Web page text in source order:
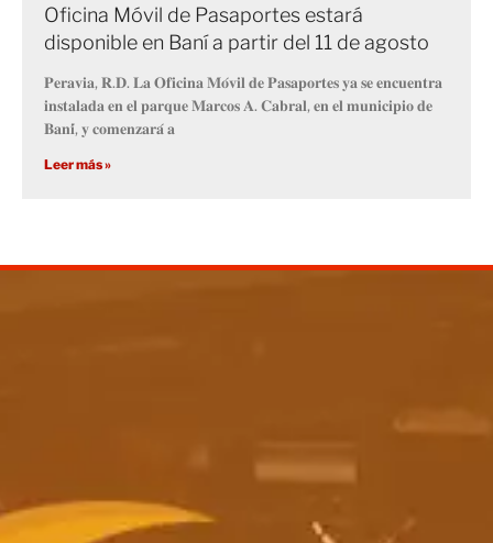
Oficina Móvil de Pasaportes estará
disponible en Baní a partir del 11 de agosto
𝐏𝐞𝐫𝐚𝐯𝐢𝐚, 𝐑.𝐃. 𝐋𝐚 𝐎𝐟𝐢𝐜𝐢𝐧𝐚 𝐌𝐨́𝐯𝐢𝐥 𝐝𝐞 𝐏𝐚𝐬𝐚𝐩𝐨𝐫𝐭𝐞𝐬 𝐲𝐚 𝐬𝐞 𝐞𝐧𝐜𝐮𝐞𝐧𝐭𝐫𝐚
𝐢𝐧𝐬𝐭𝐚𝐥𝐚𝐝𝐚 𝐞𝐧 𝐞𝐥 𝐩𝐚𝐫𝐪𝐮𝐞 𝐌𝐚𝐫𝐜𝐨𝐬 𝐀. 𝐂𝐚𝐛𝐫𝐚𝐥, 𝐞𝐧 𝐞𝐥 𝐦𝐮𝐧𝐢𝐜𝐢𝐩𝐢𝐨 𝐝𝐞
𝐁𝐚𝐧𝐢́, 𝐲 𝐜𝐨𝐦𝐞𝐧𝐳𝐚𝐫𝐚́ 𝐚
Leer más »